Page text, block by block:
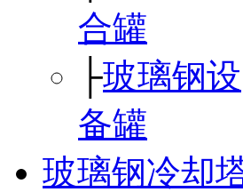
合罐
├玻璃钢设
备罐
玻璃钢冷却